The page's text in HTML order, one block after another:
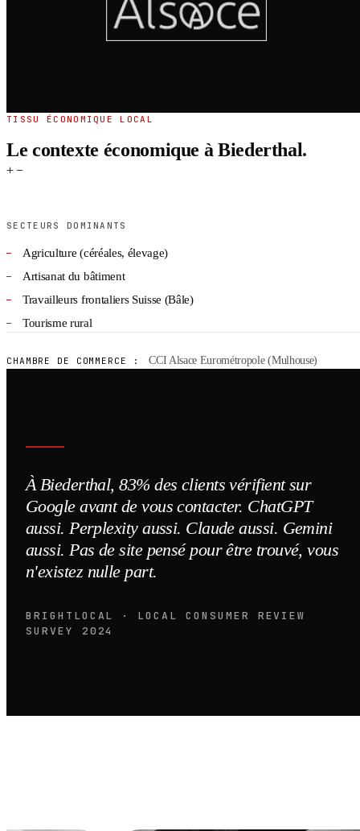
TISSU ÉCONOMIQUE LOCAL
Le contexte économique à Biederthal.
+ −
SECTEURS DOMINANTS
Agriculture (céréales, élevage)
Artisanat du bâtiment
Travailleurs frontaliers Suisse (Bâle)
Tourisme rural
CHAMBRE DE COMMERCE : CCI Alsace Eurométropole (Mulhouse)
À Biederthal, 83% des clients vérifient sur
Google avant de vous contacter. ChatGPT
aussi. Perplexity aussi. Claude aussi. Gemini
aussi. Pas de site pensé pour être trouvé, vous
n'existez nulle part.
BRIGHTLOCAL · LOCAL CONSUMER REVIEW
SURVEY 2024